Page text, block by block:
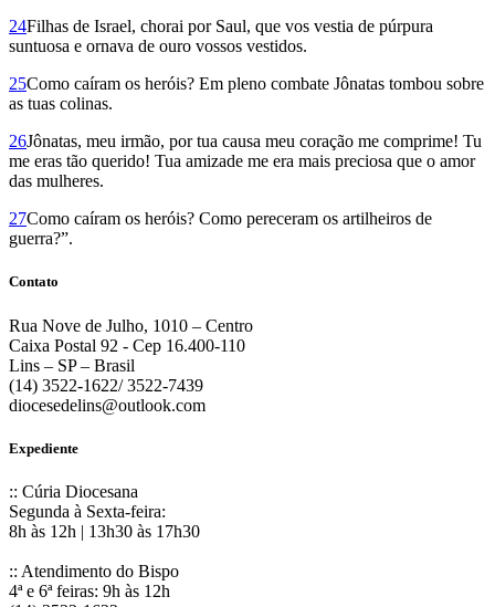
24Filhas de Israel, chorai por Saul, que vos vestia de púrpura
suntuosa e ornava de ouro vossos vestidos.
25Como caíram os heróis? Em pleno combate Jônatas tombou sobre
as tuas colinas.
26Jônatas, meu irmão, por tua causa meu coração me comprime! Tu
me eras tão querido! Tua amizade me era mais preciosa que o amor
das mulheres.
27Como caíram os heróis? Como pereceram os artilheiros de
guerra?”.
Contato
Rua Nove de Julho, 1010 – Centro
Caixa Postal 92 - Cep 16.400-110
Lins – SP – Brasil
(14) 3522-1622/ 3522-7439
diocesedelins@outlook.com
Expediente
:: Cúria Diocesana
Segunda à Sexta-feira:
8h às 12h | 13h30 às 17h30
:: Atendimento do Bispo
4ª e 6ª feiras: 9h às 12h